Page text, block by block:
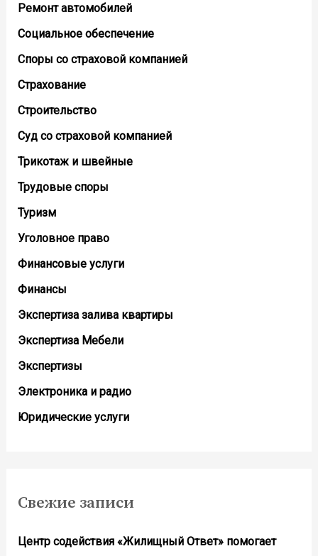
Ремонт автомобилей
Социальное обеспечение
Споры со страховой компанией
Страхование
Строительство
Суд со страховой компанией
Трикотаж и швейные
Трудовые споры
Туризм
Уголовное право
Финансовые услуги
Финансы
Экспертиза залива квартиры
Экспертиза Мебели
Экспертизы
Электроника и радио
Юридические услуги
Свежие записи
Центр содействия «Жилищный Ответ» помогает